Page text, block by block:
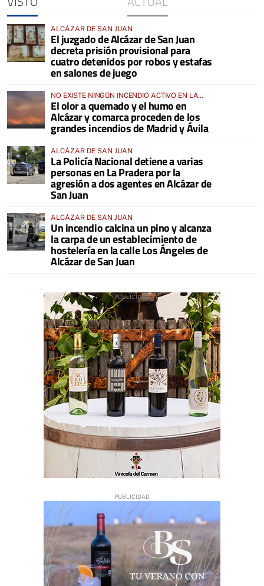
ALCÁZAR DE SAN JUAN
El juzgado de Alcázar de San Juan
decreta prisión provisional para
cuatro detenidos por robos y estafas
en salones de juego
NO EXISTE NINGÚN INCENDIO ACTIVO EN LA
COMARCA
El olor a quemado y el humo en
Alcázar y comarca proceden de los
grandes incendios de Madrid y Ávila
ALCÁZAR DE SAN JUAN
La Policía Nacional detiene a varias
personas en La Pradera por la
agresión a dos agentes en Alcázar de
San Juan
ALCÁZAR DE SAN JUAN
Un incendio calcina un pino y alcanza
la carpa de un establecimiento de
hostelería en la calle Los Ángeles de
Alcázar de San Juan